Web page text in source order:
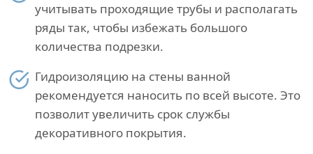
учитывать проходящие трубы и располагать
ряды так, чтобы избежать большого
количества подрезки.
Гидроизоляцию на стены ванной
рекомендуется наносить по всей высоте. Это
позволит увеличить срок службы
декоративного покрытия.